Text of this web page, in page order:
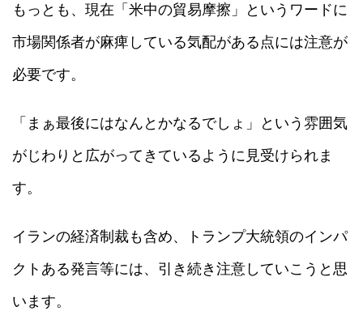
もっとも、現在「米中の貿易摩擦」というワードに
市場関係者が麻痺している気配がある点には注意が
必要です。
「まぁ最後にはなんとかなるでしょ」という雰囲気
がじわりと広がってきているように見受けられま
す。
イランの経済制裁も含め、トランプ大統領のインパ
クトある発言等には、引き続き注意していこうと思
います。